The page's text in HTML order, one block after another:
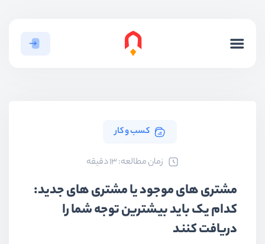
کسب و کار
ﺯﻣﺎﻥ ﻣﻄﺎﻟﻌﻪ: 13 دقیقه
مشتری های موجود یا مشتری های جدید:
کدام یک باید بیشترین توجه شما را
دریافت کنند